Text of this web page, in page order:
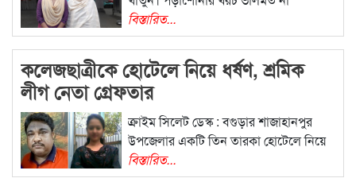
বিস্তারিত...
কলেজছাত্রীকে হোটেলে নিয়ে ধর্ষণ, শ্রমিক
লীগ নেতা গ্রেফতার
ক্রাইম সিলেট ডেস্ক : বগুড়ার শাজাহানপুর
উপজেলার একটি তিন তারকা হোটেলে নিয়ে
বিস্তারিত...